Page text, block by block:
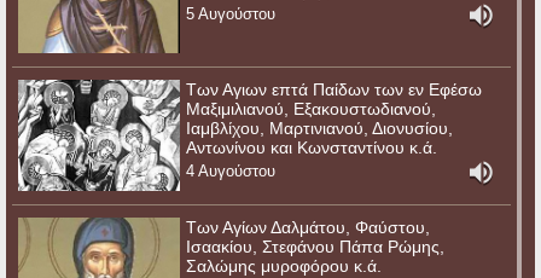
5 Αυγούστου
Των Αγιων επτά Παίδων των εν Εφέσω
Μαξιμιλιανού, Εξακουστωδιανού,
Ιαμβλίχου, Μαρτινιανού, Διονυσίου,
Αντωνίνου και Κωνσταντίνου κ.ά.
4 Αυγούστου
Των Αγίων Δαλμάτου, Φαύστου,
Ισαακίου, Στεφάνου Πάπα Ρώμης,
Σαλώμης μυροφόρου κ.ά.